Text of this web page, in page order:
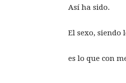
Así ha sido.
El sexo, siendo
es lo que con